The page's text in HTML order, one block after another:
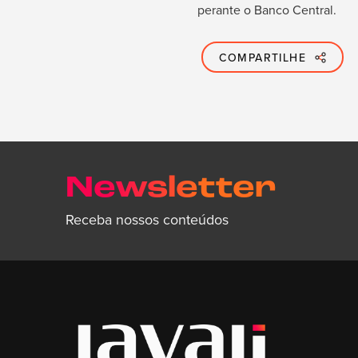
perante o Banco Central.
COMPARTILHE
Newsletter
Receba nossos conteúdos